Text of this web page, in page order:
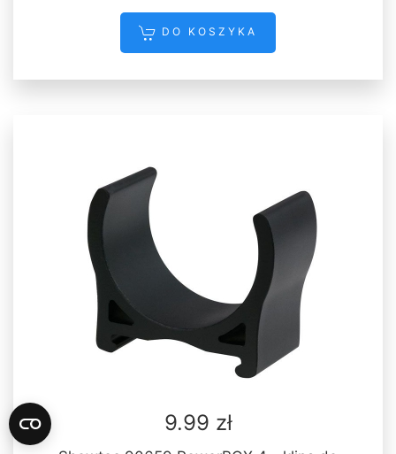
DO KOSZYKA
9.99 zł